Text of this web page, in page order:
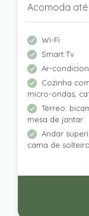
Acomoda até
Wi-Fi
Smart Tv
Ar-
Cozinha
micro-ondas,
Térreo:
mesa de jantar
Andar
cama de solteiro